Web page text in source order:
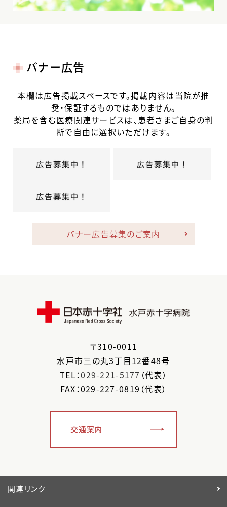
バナー広告
本欄は広告掲載スペースです。掲載内容は当院が推
奨・保証するものではありません。
薬局を含む医療関連サービスは、患者さまご自身の判
断で自由に選択いただけます。
バナー広告募集のご案内
〒310-0011
水戸市三の丸3丁目12番48号
TEL：029-221-5177 （代表）
FAX：029-227-0819（代表）
交通案内
関連リンク